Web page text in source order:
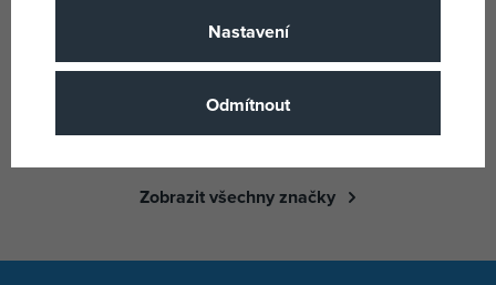
Zobrazit všechny značky
Nastavení
Odmítnout